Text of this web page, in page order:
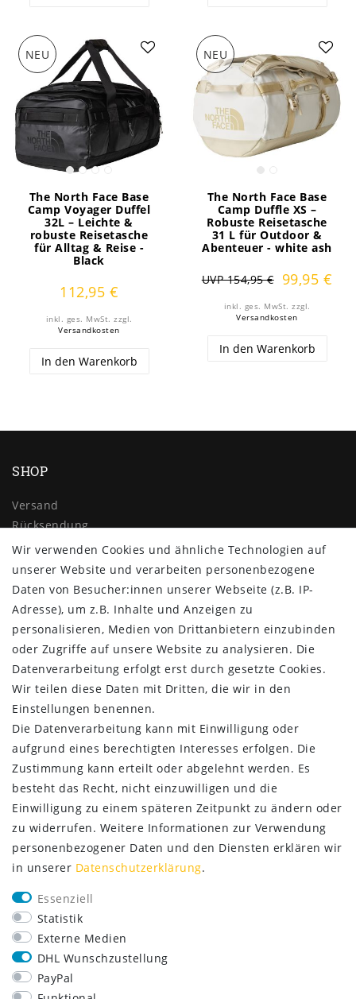
NEU
The North Face Base
Camp Voyager Duffel
32L – Leichte &
robuste Reisetasche
für Alltag & Reise -
Black
112,95 €
inkl. ges. MwSt. zzgl.
Versandkosten
In den Warenkorb
NEU
The North Face Base
Camp Duffle XS –
Robuste Reisetasche
31 L für Outdoor &
Abenteuer - white ash
UVP 154,95 € 99,95 €
inkl. ges. MwSt. zzgl.
Versandkosten
In den Warenkorb
SHOP
Versand
Rücksendung
Widerrufs­recht
Impressum
Daten­schutz­erklärung
AGB
Kontakt
ZAHLUNG & VERSAND
SERVICE
Lieferung nur 2,95 €
Rücksendung kostenfrei
14 Tage Rückgaberecht
Kurze Lieferzeit
FOLGE UNS
Wir verwenden Cookies und ähnliche Technologien auf
unserer Website und verarbeiten personenbezogene
Daten von Besucher:innen unserer Webseite (z.B. IP-
Adresse), um z.B. Inhalte und Anzeigen zu
personalisieren, Medien von Drittanbietern einzubinden
oder Zugriffe auf unsere Website zu analysieren. Die
Datenverarbeitung erfolgt erst durch gesetzte Cookies.
Wir teilen diese Daten mit Dritten, die wir in den
Einstellungen benennen.
Die Datenverarbeitung kann mit Einwilligung oder
aufgrund eines berechtigten Interesses erfolgen. Die
Zustimmung kann erteilt oder abgelehnt werden. Es
besteht das Recht, nicht einzuwilligen und die
Einwilligung zu einem späteren Zeitpunkt zu ändern oder
zu widerrufen. Weitere Informationen zur Verwendung
personenbezogener Daten und den Diensten erklären wir
in unserer Daten­schutz­erklärung.
Essenziell
Statistik
Externe Medien
DHL Wunschzustellung
PayPal